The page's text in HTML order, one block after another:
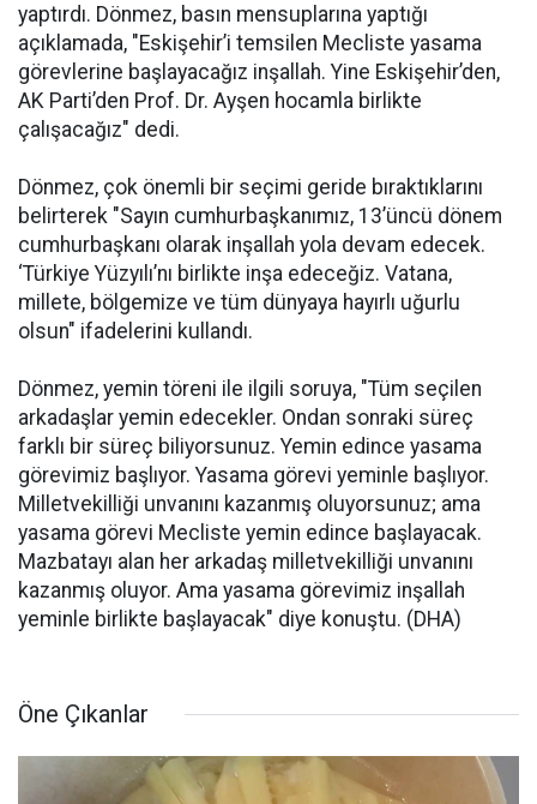
yaptırdı. Dönmez, basın mensuplarına yaptığı
açıklamada, "Eskişehir’i temsilen Mecliste yasama
görevlerine başlayacağız inşallah. Yine Eskişehir’den,
AK Parti’den Prof. Dr. Ayşen hocamla birlikte
çalışacağız" dedi.
Dönmez, çok önemli bir seçimi geride bıraktıklarını
belirterek "Sayın cumhurbaşkanımız, 13’üncü dönem
cumhurbaşkanı olarak inşallah yola devam edecek.
‘Türkiye Yüzyılı’nı birlikte inşa edeceğiz. Vatana,
millete, bölgemize ve tüm dünyaya hayırlı uğurlu
olsun" ifadelerini kullandı.
Dönmez, yemin töreni ile ilgili soruya, "Tüm seçilen
arkadaşlar yemin edecekler. Ondan sonraki süreç
farklı bir süreç biliyorsunuz. Yemin edince yasama
görevimiz başlıyor. Yasama görevi yeminle başlıyor.
Milletvekilliği unvanını kazanmış oluyorsunuz; ama
yasama görevi Mecliste yemin edince başlayacak.
Mazbatayı alan her arkadaş milletvekilliği unvanını
kazanmış oluyor. Ama yasama görevimiz inşallah
yeminle birlikte başlayacak" diye konuştu. (DHA)
Öne Çıkanlar